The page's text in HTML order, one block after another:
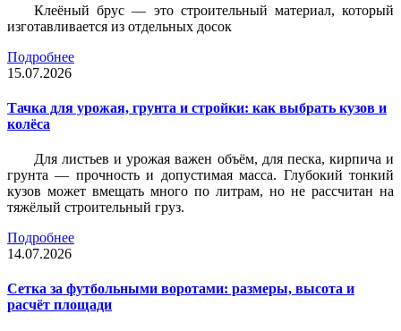
Клеёный брус — это строительный материал, который
изготавливается из отдельных досок
Подробнее
15.07.2026
Тачка для урожая, грунта и стройки: как выбрать кузов и
колёса
Для листьев и урожая важен объём, для песка, кирпича и
грунта — прочность и допустимая масса. Глубокий тонкий
кузов может вмещать много по литрам, но не рассчитан на
тяжёлый строительный груз.
Подробнее
14.07.2026
Сетка за футбольными воротами: размеры, высота и
расчёт площади